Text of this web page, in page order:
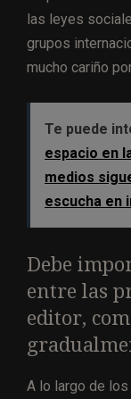
las leyes
grupos
mucho cariño
Te puede
espacio en
medios
escucha en
Debe
entre las
editor,
A lo largo de los